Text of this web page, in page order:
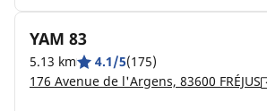
YAM 83
5.13 km 4.1/5(175)
176 Avenue de l'Argens, 83600 FRÉJUS